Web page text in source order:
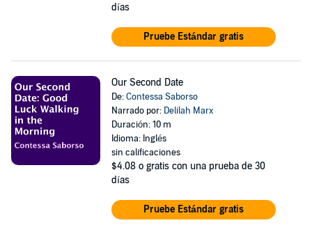
días
Pruebe Estándar gratis
Our Second Date
De:Contessa Saborso
Narrado por: Delilah Marx
Duración: 10 m
Idioma: Inglés
sin calificaciones
$4.08 o gratis con una prueba de 30
días
Pruebe Estándar gratis